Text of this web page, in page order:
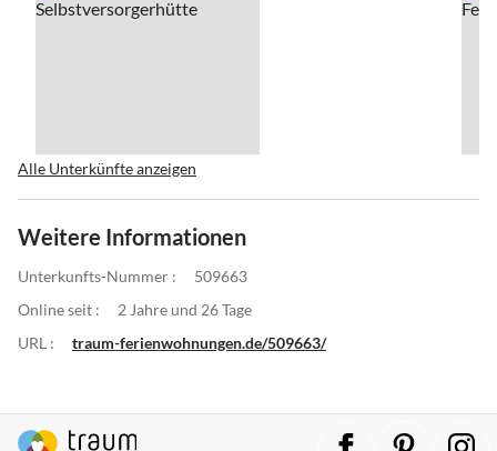
Alle Unterkünfte anzeigen
Weitere Informationen
Unterkunfts-Nummer :
509663
Online seit :
2 Jahre und 26 Tage
URL :
traum-ferienwohnungen.de/509663/